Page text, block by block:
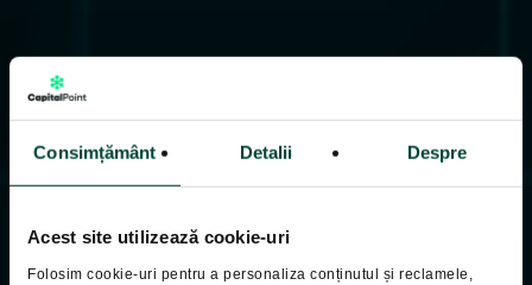
Consimțământ Detalii Despre
Acest site utilizează cookie-uri
Folosim cookie-uri pentru a personaliza conținutul și reclamele,